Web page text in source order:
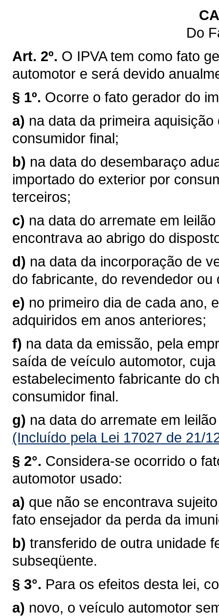
Do
Art. 2º. O IPVA tem como fato
automotor e será devido
§ 1º. Ocorre o fato gerador do
a) na data da primeira
consumidor final;
b) na data do desembaraço
importado do exterior por
terceiros;
c) na data do arremate em
encontrava ao abrigo do
d) na data da incorporação de
do fabricante, do revendedor ou
e) no primeiro dia de cada ano,
adquiridos em anos anteriores;
f) na data da emissão, pela
saída de veículo automotor,
estabelecimento fabricante do
consumidor final.
g) na data do arremate em
(Incluído pela Lei 17027 de 21/
§ 2°. Considera-se ocorrido o
automotor usado:
a) que não se encontrava
fato ensejador da perda da
b) transferido de outra unidade
subseqüente.
§ 3°. Para os efeitos desta lei,
a) novo, o veículo automotor